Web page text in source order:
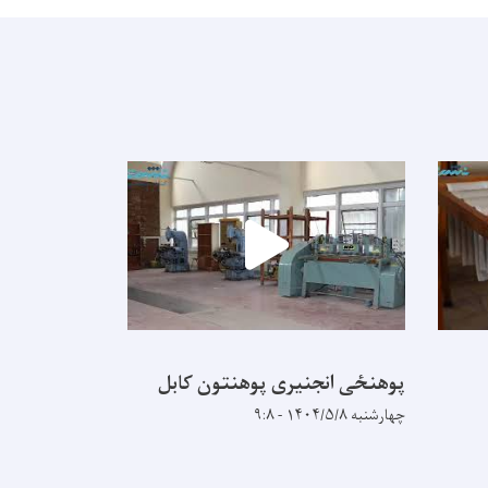
پوهنځی انجنیری پوهنتون کابل
چهارشنبه ۱۴۰۴/۵/۸ - ۹:۸